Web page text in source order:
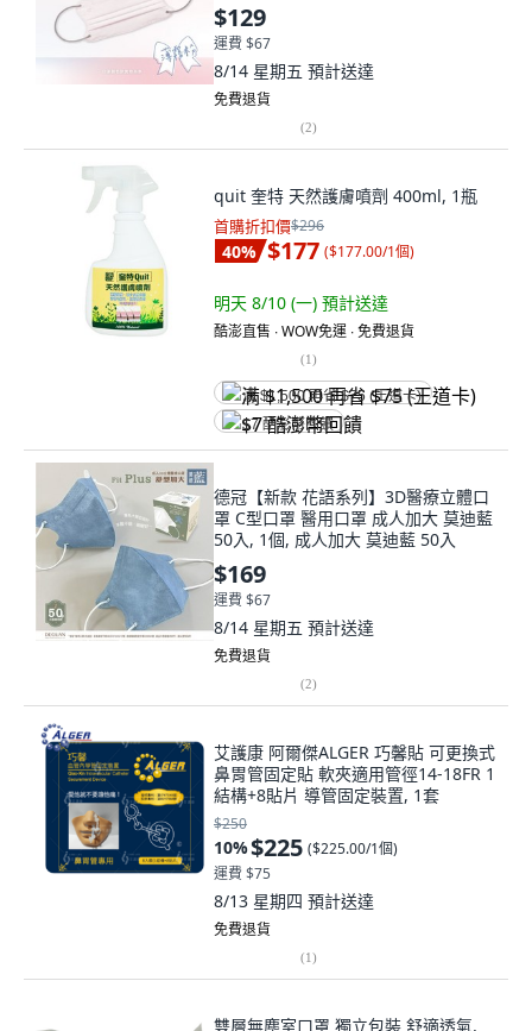
$129
運費 $67
8/14 星期五 預計送達
免費退貨
(2)
quit 奎特 天然護膚噴劑 400ml, 1瓶
首購折扣價$296
40% $177 ($177.00/1個)
明天 8/10 (一) 預計送達
酷澎直售 ∙ WOW免運 ∙ 免費退貨
(1)
满 $1,500 再省 $75 (王道卡)
$7 酷澎幣回饋
德冠【新款 花語系列】3D醫療立體口
罩 C型口罩 醫用口罩 成人加大 莫迪藍
50入, 1個, 成人加大 莫迪藍 50入
$169
運費 $67
8/14 星期五 預計送達
免費退貨
(2)
艾護康 阿爾傑ALGER 巧馨貼 可更換式
鼻胃管固定貼 軟夾適用管徑14-18FR 1
結構+8貼片 導管固定裝置, 1套
$250
10%$225 ($225.00/1個)
運費 $75
8/13 星期四 預計送達
免費退貨
(1)
雙層無塵室口罩 獨立包裝 舒適透氣,